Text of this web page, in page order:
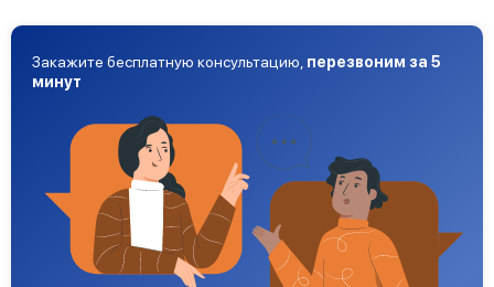
Закажите бесплатную консультацию, перезвоним за 5
минут